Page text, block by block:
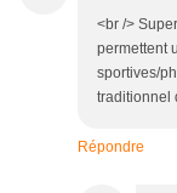
<br />
permettent
sportives/
traditionnel
Répondre